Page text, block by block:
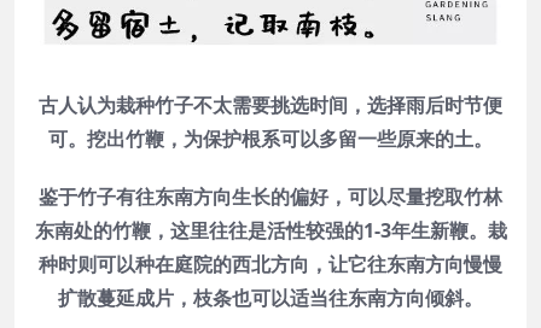
古人认为栽种竹子不太需要挑选时间，选择雨后时节便
可。挖出竹鞭，为保护根系可以多留一些原来的土。
鉴于竹子有往东南方向生长的偏好，可以尽量挖取竹林
东南处的竹鞭，这里往往是活性较强的1-3年生新鞭。栽
种时则可以种在庭院的西北方向，让它往东南方向慢慢
扩散蔓延成片，枝条也可以适当往东南方向倾斜。